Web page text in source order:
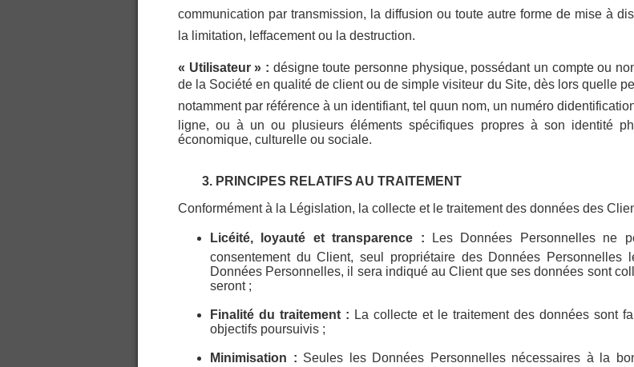
communication par transmission, la diffusion ou toute autre forme de mise à
la limitation, leffacement ou la destruction.
« Utilisateur » : désigne toute personne physique, possédant un compte ou
de la Société en qualité de client ou de simple visiteur du Site, dès lors quelle
notamment par référence à un identifiant, tel quun nom, un numéro
ligne, ou à un ou plusieurs éléments spécifiques propres à son identité
économique, culturelle ou sociale.
3. PRINCIPES RELATIFS AU TRAITEMENT
Conformément à la Législation, la collecte et le traitement des données des
Licéité, loyauté et transparence :
Les Données Personnelles ne
consentement du Client, seul propriétaire des Données Personnelles
Données Personnelles, il sera indiqué au Client que ses données sont
seront ;
Finalité du traitement : La collecte et le traitement des données sont
objectifs poursuivis ;
Minimisation : Seules les Données Personnelles nécessaires à la